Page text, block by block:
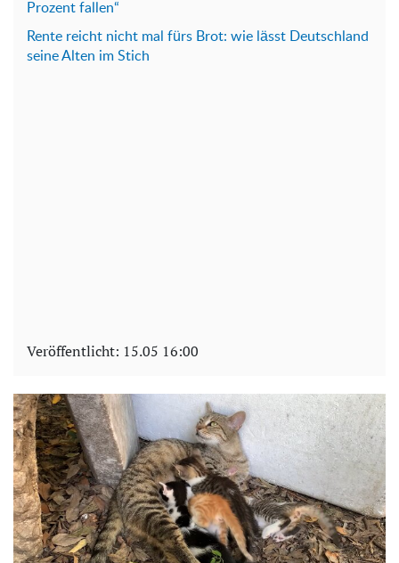
Prozent fallen“
Rente reicht nicht mal fürs Brot: wie lässt Deutschland
seine Alten im Stich
Veröffentlicht: 15.05 16:00